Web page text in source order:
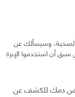
الصحية، وسيسألك عن
أن استخدموا الإبرة
من دمك للكشف عن